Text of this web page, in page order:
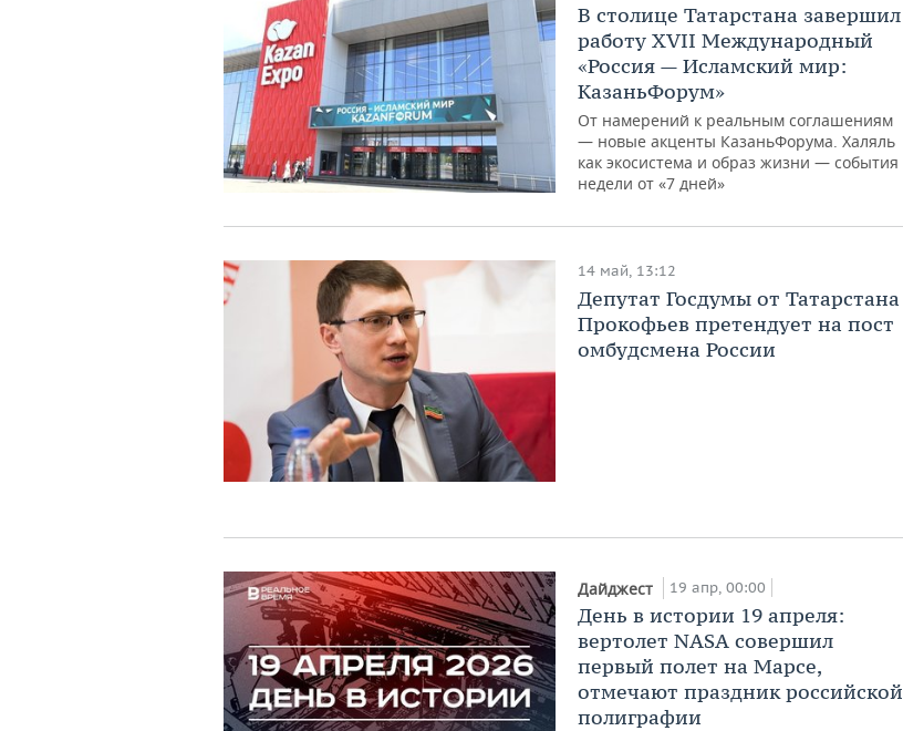
В столице Татарстана завершил
работу XVII Международный
«Россия — Исламский мир:
КазаньФорум»
От намерений к реальным соглашениям
— новые акценты КазаньФорума. Халяль
как экосистема и образ жизни — события
недели от «7 дней»
14 май, 13:12
Депутат Госдумы от Татарстана
Прокофьев претендует на пост
омбудсмена России
Дайджест 19 апр, 00:00
День в истории 19 апреля:
вертолет NASA совершил
первый полет на Марсе,
отмечают праздник российской
полиграфии